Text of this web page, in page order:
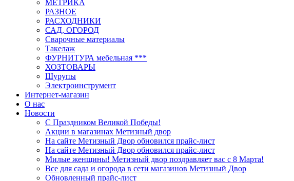
МЕТРИКА
РАЗНОЕ
РАСХОДНИКИ
САД, ОГОРОД
Сварочные материалы
Такелаж
ФУРНИТУРА мебельная ***
ХОЗТОВАРЫ
Шурупы
Электроинструмент
Интернет-магазин
О нас
Новости
С Праздником Великой Победы!
Акции в магазинах Метизный двор
На сайте Метизный Двор обновился прайс-лист
На сайте Метизный Двор обновился прайс-лист
Милые женщины! Метизный двор поздравляет вас с 8 Марта!
Все для сада и огорода в сети магазинов Метизный Двор
Обновленный прайс-лист